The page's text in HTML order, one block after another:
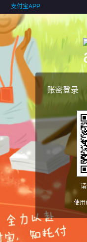
支付宝APP
账密登录
使用